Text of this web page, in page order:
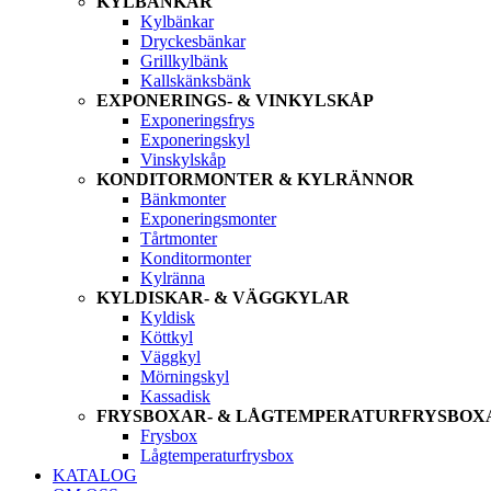
Kylbänkar
Dryckesbänkar
Grillkylbänk
Kallskänksbänk
EXPONERINGS- & VINKYLSKÅP
Exponeringsfrys
Exponeringskyl
Vinskylskåp
KONDITORMONTER & KYLRÄNNOR
Bänkmonter
Exponeringsmonter
Tårtmonter
Konditormonter
Kylränna
KYLDISKAR- & VÄGGKYLAR
Kyldisk
Köttkyl
Väggkyl
Mörningskyl
Kassadisk
FRYSBOXAR- &
Frysbox
Lågtemperaturfrysbox
KATALOG